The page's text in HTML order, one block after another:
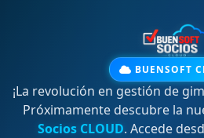
BUENSOFT
¡La revolución en gestión de
Próximamente descubre la
Socios CLOUD. Accede